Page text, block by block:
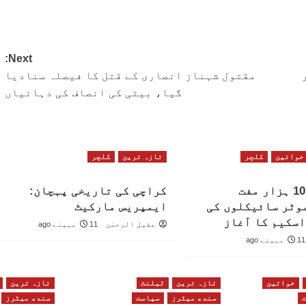
Next:
مقتول شہناز انصاری کے قتل کا فیصلہ سنادیا
گیا، بیٹی کی انصاف کی دہائیاں
خواتین کلچر
سندھ میں 10 ہزار مفت
سائیکلوں کی
کا آغاز
11 مہینے ago
تازہ ترین کلچر
کراچی کی تاریخی پہچان:
ایمپریس مارکیٹ
عقیل الرحمٰن 11 مہینے ago
خواتین
تازہ ترین
ٹیلنٹ
سندھ میٹرز
سیاست
تازہ ترین
سندھ میٹرز